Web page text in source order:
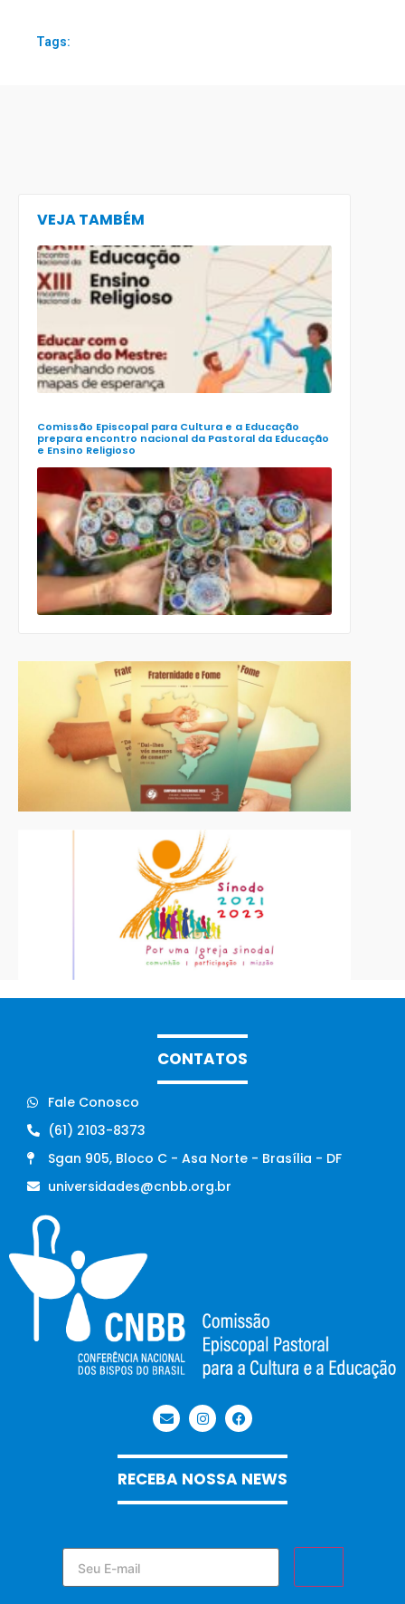
Tags:
VEJA TAMBÉM
Comissão Episcopal para Cultura e a Educação
prepara encontro nacional da Pastoral da Educação
e Ensino Religioso
CONTATOS
Fale Conosco
(61) 2103-8373
Sgan 905, Bloco C - Asa Norte - Brasília - DF
universidades@cnbb.org.br
RECEBA NOSSA NEWS